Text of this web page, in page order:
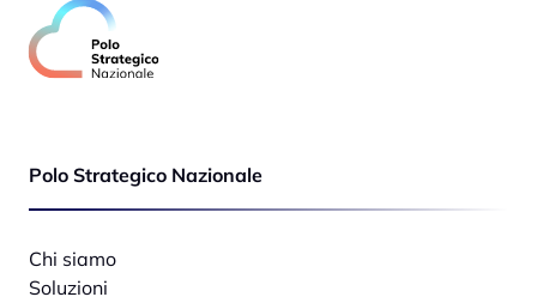
Polo Strategico Nazionale
Chi siamo
Soluzioni